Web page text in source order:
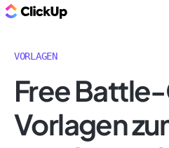
VORLAGEN
Free
Vorlagen